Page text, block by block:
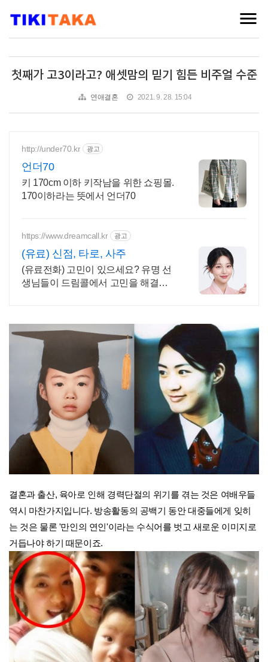
첫째가 고3이라고? 애셋맘의 믿기 힘든 비주얼 수준
연애결혼 2021. 9. 28. 15:04
http://under70.kr 광고
언더70
키 170cm 이하 키작남을 위한 쇼핑몰.
170이하라는 뜻에서 언더70
https://www.dreamcall.kr 광고
(유료) 신점, 타로, 사주
(유료전화) 고민이 있으세요? 유명 선
생님들이 드림콜에서 고민을 해결해
결혼과 출산, 육아로 인해 경력단절의 위기를 겪는 것은 여배우들
역시 마찬가지입니다. 방송활동의 공백기 동안 대중들에게 잊히
는 것은 물론 '만인의 연인'이라는 수식어를 벗고 새로운 이미지로
거듭나야 하기 때문이죠.